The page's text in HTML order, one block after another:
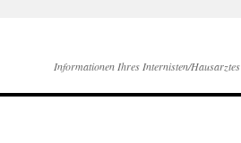
Informationen Ihres Internisten/Hausarztes